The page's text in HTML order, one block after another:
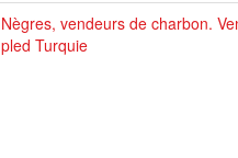
Nègres, vendeurs de charbon.
pled Turquie